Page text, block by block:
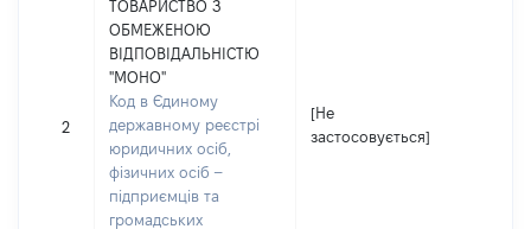
2
ТОВАРИСТВО З
ОБМЕЖЕНОЮ
ВІДПОВІДАЛЬНІСТЮ
"МОНО"
Код в Єдиному
державному реєстрі
юридичних осіб,
фізичних осіб –
підприємців та
громадських
[Не
застосовується]